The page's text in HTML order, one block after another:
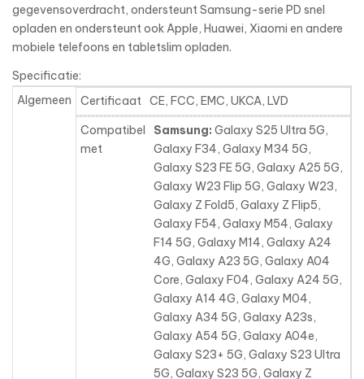
gegevensoverdracht, ondersteunt Samsung-serie PD snel
opladen en ondersteunt ook Apple, Huawei, Xiaomi en andere
mobiele telefoons en tabletslim opladen.
Specificatie:
Algemeen
Certificaat CE, FCC, EMC, UKCA, LVD
Compatibel
met
Samsung: Galaxy S25 Ultra 5G,
Galaxy F34, Galaxy M34 5G,
Galaxy S23 FE 5G, Galaxy A25 5G,
Galaxy W23 Flip 5G, Galaxy W23,
Galaxy Z Fold5, Galaxy Z Flip5,
Galaxy F54, Galaxy M54, Galaxy
F14 5G, Galaxy M14, Galaxy A24
4G, Galaxy A23 5G, Galaxy A04
Core, Galaxy F04, Galaxy A24 5G,
Galaxy A14 4G, Galaxy M04,
Galaxy A34 5G, Galaxy A23s,
Galaxy A54 5G, Galaxy A04e,
Galaxy S23+ 5G, Galaxy S23 Ultra
5G, Galaxy S23 5G, Galaxy Z